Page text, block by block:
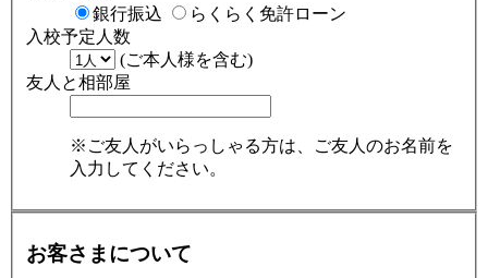
銀行振込
らくらく免許ローン
入校予定人数
(ご本人様を含む)
友人と相部屋
※ご友人がいらっしゃる方は、ご友人のお名前を
入力してください。
お客さまについて